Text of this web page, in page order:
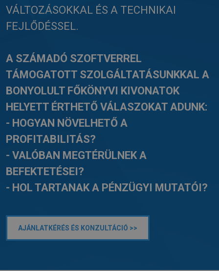
VÁLTOZÁSOKKAL ÉS A TECHNIKAI
FEJLŐDÉSSEL.
A SZÁMADÓ SZOFTVERREL
TÁMOGATOTT SZOLGÁLTATÁSUNKKAL A
BONYOLULT FŐKÖNYVI KIVONATOK
HELYETT ÉRTHETŐ VÁLASZOKAT ADUNK:
- HOGYAN NÖVELHETŐ A
PROFITABILITÁS?
- VALÓBAN MEGTÉRÜLNEK A
BEFEKTETÉSEI?
- HOL TARTANAK A PÉNZÜGYI MUTATÓI?
AJÁNLATKÉRÉS ÉS KONZULTÁCIÓ >>